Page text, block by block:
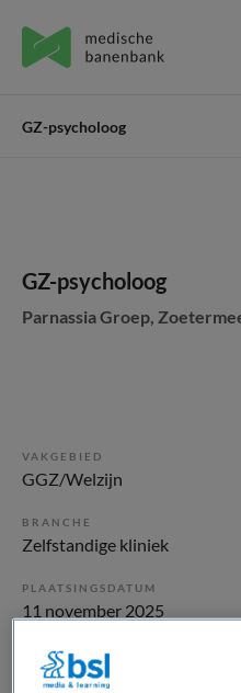
GZ-psycholoog
GZ-psycholoog
Parnassia Groep,
VAKGEBIED
GGZ/Welzijn
BRANCHE
Zelfstandige kliniek
PLAATSINGSDATUM
11 november 2025
ERVARING
Ervaren